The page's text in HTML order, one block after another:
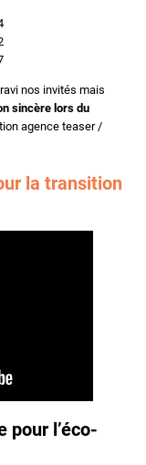
nos invités mais
sincère lors du
agence teaser /
la transition
pour l’éco-